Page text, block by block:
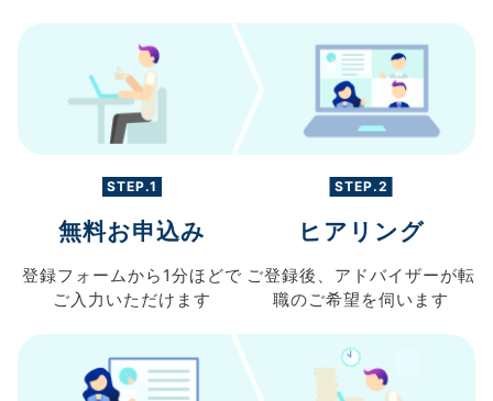
STEP.1
無料お申込み
登録フォームから 1分ほどで
ご入力 いただけます
STEP.2
ヒアリング
ご登録後、 アドバイザーが転
職のご希望を伺います